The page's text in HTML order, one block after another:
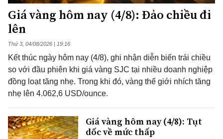
Giá vàng hôm nay (4/8): Đảo chiều đi
lên
Thứ 3, 04/08/2026 | 19:16
Kết thúc ngày hôm nay (4/8), ghi nhận diễn biến trái chiều
so với đầu phiên khi giá vàng SJC tại nhiều doanh nghiệp
đồng loạt tăng nhẹ. Trong khi đó, vàng thế giới nhích tăng
nhẹ lên 4.062,6 USD/ounce.
Giá vàng hôm nay (4/8): Tụt
dốc về mức thấp